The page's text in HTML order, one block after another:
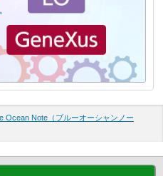
Ocean Note（ブルーオーシャンノー